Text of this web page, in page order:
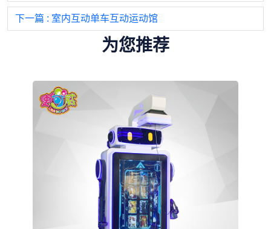
下一篇 : 室内互动单车互动运动馆
为您推荐